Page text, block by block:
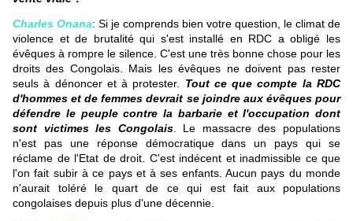
Charles Onana: Si je comprends bien votre question, le climat de
violence et de brutalité qui s'est installé en RDC a obligé les
évêques à rompre le silence. C'est une très bonne chose pour les
droits des Congolais. Mais les évêques ne doivent pas rester
seuls à dénoncer et à protester. Tout ce que compte la RDC
d'hommes et de femmes devrait se joindre aux évêques pour
défendre le peuple contre la barbarie et l'occupation dont
sont victimes les Congolais. Le massacre des populations
n'est pas une réponse démocratique dans un pays qui se
réclame de l'Etat de droit. C'est indécent et inadmissible ce que
l'on fait subir à ce pays et à ses enfants. Aucun pays du monde
n'aurait toléré le quart de ce qui est fait aux populations
congolaises depuis plus d'une décennie.